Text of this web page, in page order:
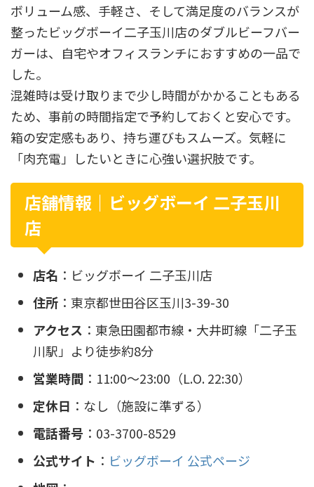
ボリューム感、手軽さ、そして満足度のバランスが
整ったビッグボーイ二子玉川店のダブルビーフバー
ガーは、自宅やオフィスランチにおすすめの一品で
した。
混雑時は受け取りまで少し時間がかかることもある
ため、事前の時間指定で予約しておくと安心です。
箱の安定感もあり、持ち運びもスムーズ。気軽に
「肉充電」したいときに心強い選択肢です。
店舗情報｜ビッグボーイ 二子玉川
店
店名 ：ビッグボーイ 二子玉川店
住所 ：東京都世田谷区玉川3-39-30
アクセス ：東急田園都市線・大井町線「二子玉
川駅」より徒歩約8分
営業時間 ：11:00～23:00（L.O. 22:30）
定休日 ：なし（施設に準ずる）
電話番号 ：03-3700-8529
公式サイト ： ビッグボーイ 公式ページ